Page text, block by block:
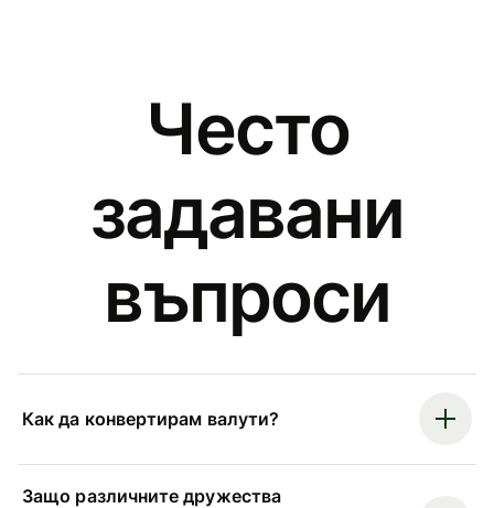
Често
задавани
въпроси
Как да конвертирам валути?
Защо различните дружества